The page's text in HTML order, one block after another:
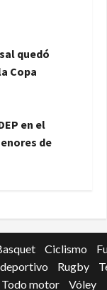
quedó
Copa
en el
de
Ciclismo
Rugby
Todo motor
Vóley